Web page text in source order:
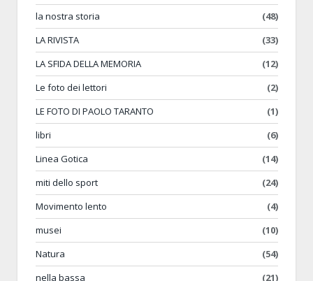
la nostra storia
(48)
LA RIVISTA
(33)
LA SFIDA DELLA MEMORIA
(12)
Le foto dei lettori
(2)
LE FOTO DI PAOLO TARANTO
(1)
libri
(6)
Linea Gotica
(14)
miti dello sport
(24)
Movimento lento
(4)
musei
(10)
Natura
(54)
nella bassa
(21)